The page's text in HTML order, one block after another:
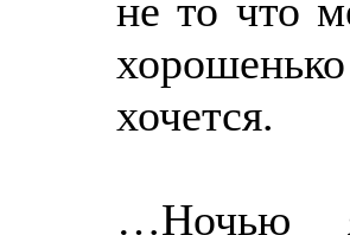
не то что
хочется.
…Ночью